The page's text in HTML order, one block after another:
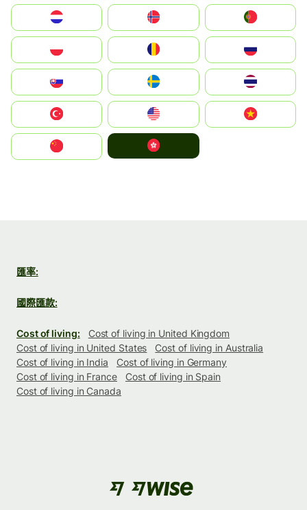
United States
中國香港特別行政區
匯率:
國際匯款:
Cost of living:
Cost of living in United Kingdom
Cost of living in United States
Cost of living in Australia
Cost of living in India
Cost of living in Germany
Cost of living in France
Cost of living in Spain
Cost of living in Canada